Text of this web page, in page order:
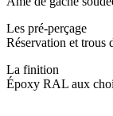
Les pré-perçage
Réservation et trous
La finition
Époxy RAL aux